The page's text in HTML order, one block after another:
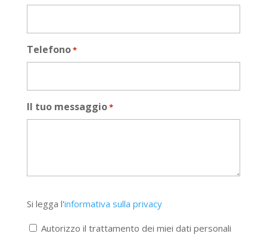
Telefono*
Il tuo messaggio*
legga
l'informativa
Si legga l'informativa sulla privacy
Autorizzo il trattamento dei miei dati personali